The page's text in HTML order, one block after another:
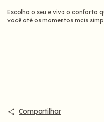
Escolha o seu e viva o conforto
você até os momentos mais
Compartilhar